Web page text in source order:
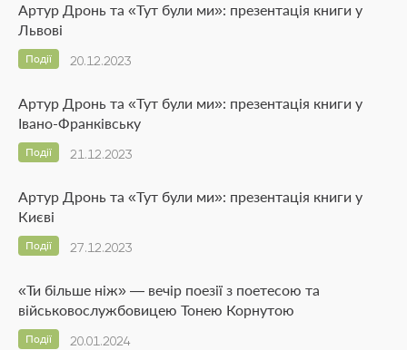
Артур Дронь та «Тут були ми»: презентація книги у
Львові
20.12.2023
Події
Артур Дронь та «Тут були ми»: презентація книги у
Івано-Франківську
21.12.2023
Події
Артур Дронь та «Тут були ми»: презентація книги у
Києві
27.12.2023
Події
«Ти більше ніж» — вечір поезії з поетесою та
військовослужбовицею Тонею Корнутою
20.01.2024
Події